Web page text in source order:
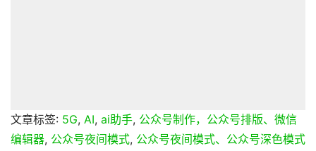
文章标签: 5G, AI, ai助手, 公众号制作，公众号排版、微信
编辑器, 公众号夜间模式, 公众号夜间模式、公众号深色模式